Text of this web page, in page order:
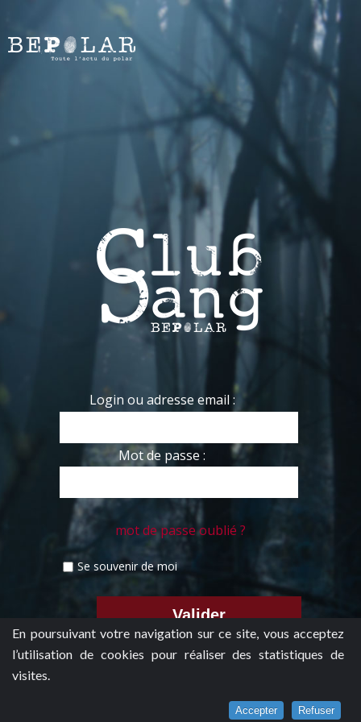
En poursuivant votre navigation sur ce site, vous acceptez
l’utilisation de cookies pour réaliser des statistiques de
visites.
Accepter Refuser
Login ou adresse email :
Mot de passe :
mot de passe oublié ?
Se souvenir de moi